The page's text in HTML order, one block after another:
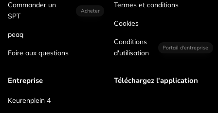
Commander un
SPT
Acheter
peaq
Foire aux questions
Termes et conditions
Cookies
Conditions
d'utilisation
Portail d'entreprise
Entreprise
Keurenplein 4
Téléchargez l'application